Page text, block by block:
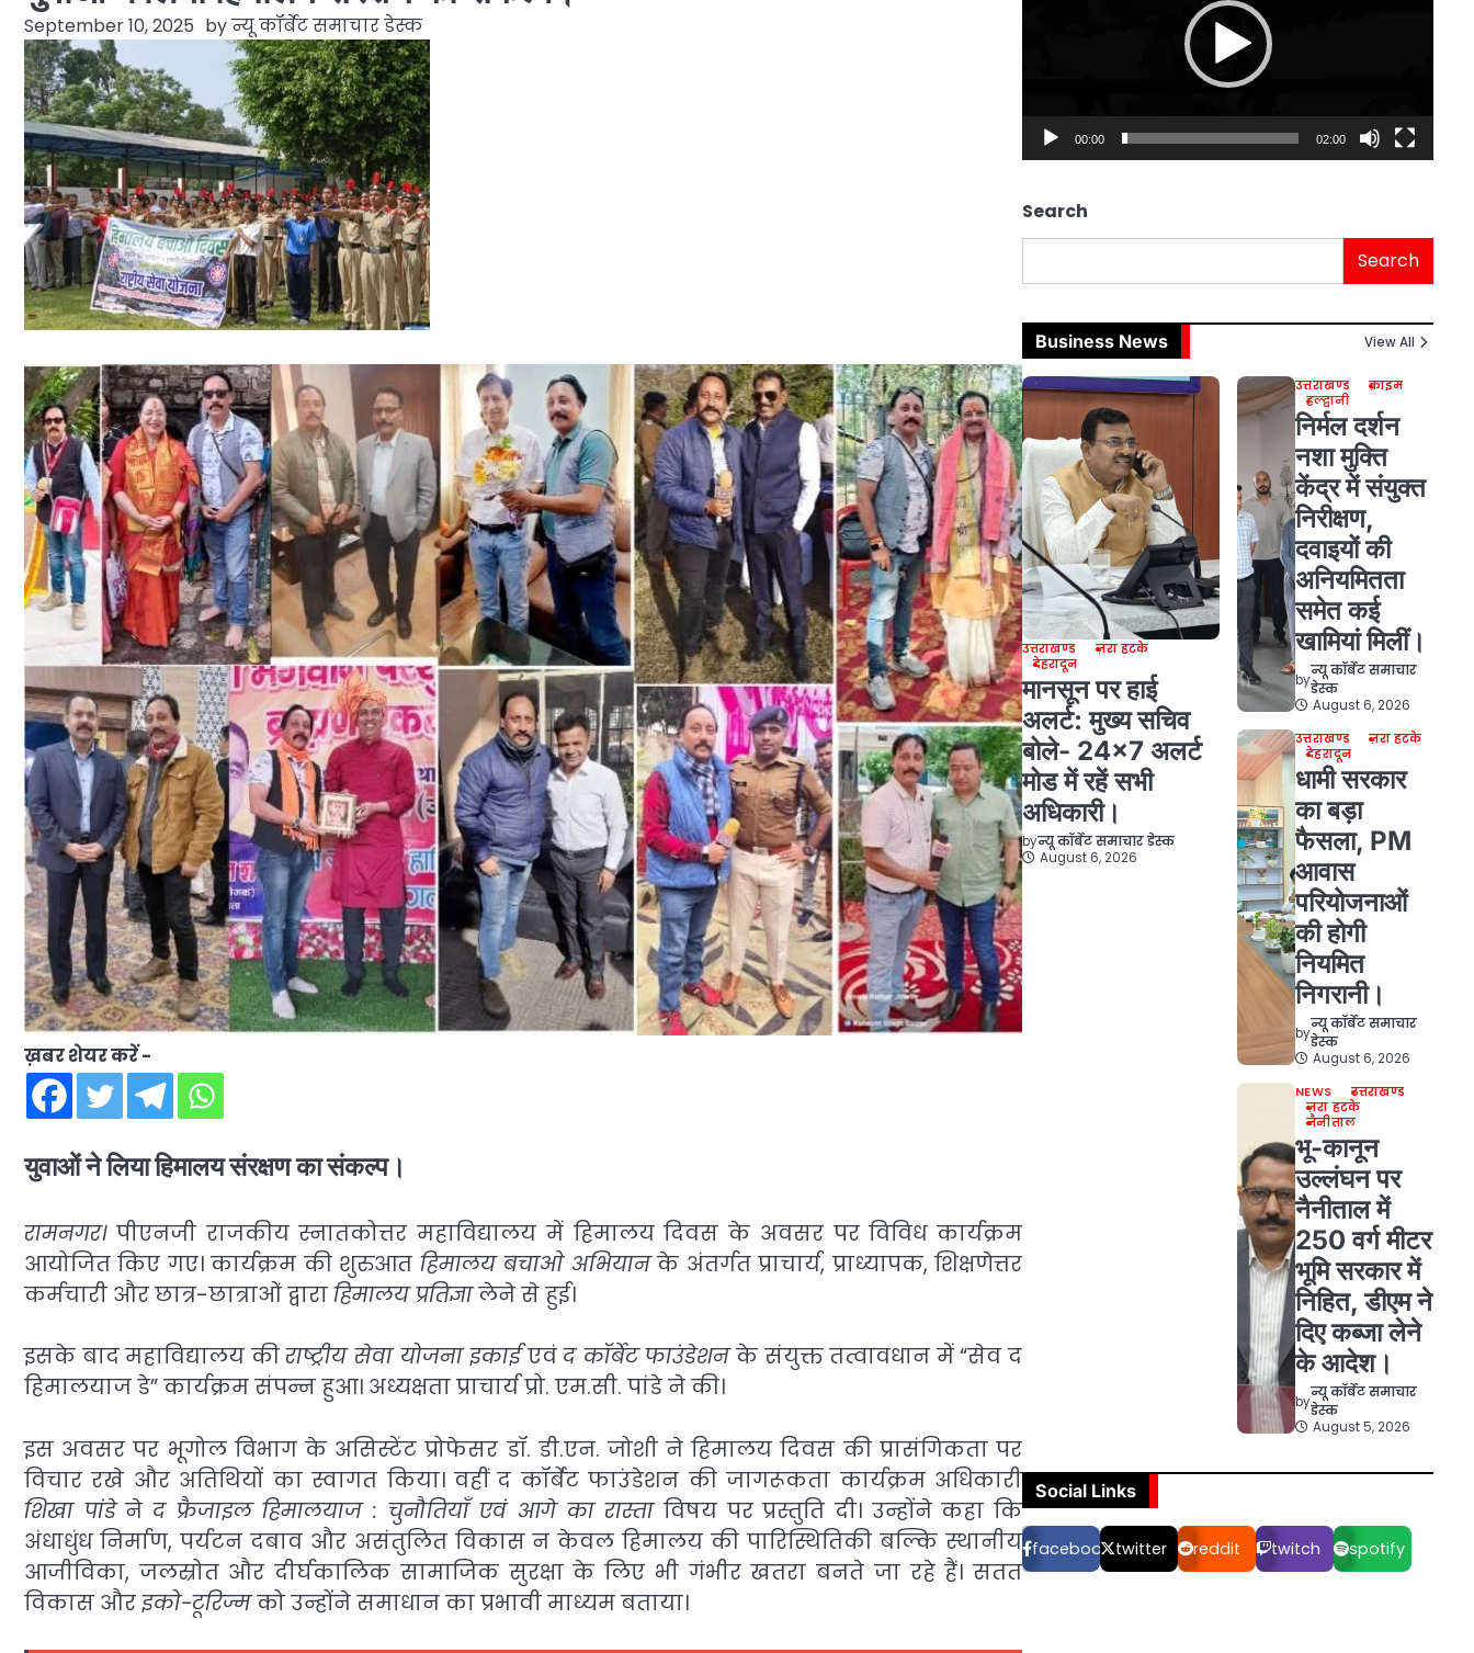
September 10, 2025 byन्यू कॉर्बेट समाचार डेस्क
ख़बर शेयर करें -
युवाओं ने लिया हिमालय संरक्षण का संकल्प।
रामनगर।पीएनजी राजकीय स्नातकोत्तर महाविद्यालय में हिमालय दिवस के अवसर पर विविध कार्यक्रम
आयोजित किए गए। कार्यक्रम की शुरुआत हिमालय बचाओ अभियानके अंतर्गत प्राचार्य, प्राध्यापक, शिक्षणेत्तर
कर्मचारी और छात्र-छात्राओं द्वाराहिमालय प्रतिज्ञालेने से हुई।
इसके बाद महाविद्यालय कीराष्ट्रीय सेवा योजना इकाईएवंद कॉर्बेट फाउंडेशनके संयुक्त तत्वावधान में “सेव द
हिमालयाज डे” कार्यक्रम संपन्न हुआ। अध्यक्षता प्राचार्य प्रो. एम.सी. पांडे ने की।
इस अवसर पर भूगोल विभाग के असिस्टेंट प्रोफेसर डॉ. डी.एन. जोशी ने हिमालय दिवस की प्रासंगिकता पर
विचार रखे और अतिथियों का स्वागत किया। वहीं द कॉर्बेट फाउंडेशन की जागरूकता कार्यक्रम अधिकारी
शिखा पांडेनेद फ्रैजाइल हिमालयाज : चुनौतियाँ एवं आगे का रास्ताविषय पर प्रस्तुति दी। उन्होंने कहा कि
अंधाधुंध निर्माण, पर्यटन दबाव और असंतुलित विकास न केवल हिमालय की पारिस्थितिकी बल्कि स्थानीय
आजीविका, जलस्रोत और दीर्घकालिक सामाजिक सुरक्षा के लिए भी गंभीर खतरा बनते जा रहे हैं। सतत
विकास औरइको-टूरिज्मको उन्होंने समाधान का प्रभावी माध्यम बताया।
00:00 02:00
Search
Search
Business News View All
उत्तराखण्ड
ज़रा हटके
देहरादून
मानसून पर हाई
अलर्ट: मुख्य सचिव
बोले- 24×7 अलर्ट
मोड में रहें सभी
अधिकारी।
byन्यू कॉर्बेट समाचार डेस्क
August 6, 2026
उत्तराखण्ड
क्राइम
हल्द्वानी
निर्मल दर्शन
नशा मुक्ति
केंद्र में संयुक्त
निरीक्षण,
दवाइयों की
अनियमितता
समेत कई
खामियां मिलीं।
by
न्यू कॉर्बेट समाचार
डेस्क
August 6, 2026
उत्तराखण्ड
ज़रा हटके
देहरादून
धामी सरकार
का बड़ा
फैसला, PM
आवास
परियोजनाओं
की होगी
नियमित
निगरानी।
by
न्यू कॉर्बेट समाचार
डेस्क
August 6, 2026
NEWS
उत्तराखण्ड
ज़रा हटके
नैनीताल
भू-कानून
उल्लंघन पर
नैनीताल में
250 वर्ग मीटर
भूमि सरकार में
निहित, डीएम ने
दिए कब्जा लेने
के आदेश।
by
न्यू कॉर्बेट समाचार
डेस्क
August 5, 2026
Social Links
facebook twitter reddit twitch spotify